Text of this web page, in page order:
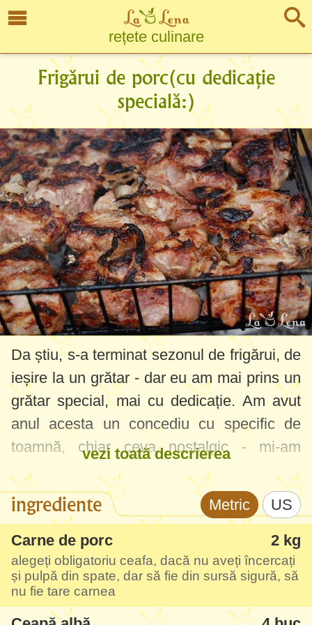
rețete culinare
Frigărui de porc(cu dedicație
specială:)
Da știu, s-a terminat sezonul de frigărui, de
ieșire la un grătar - dar eu am mai prins un
grătar special, mai cu dedicație. Am avut
anul acesta un concediu cu specific de
toamnă, chiar ceva nostalgic - mi-am
amintit de cum era toamna acasă, la părinți
- cu scursul vinului și strânsul roadei.....
Și toată această plăcere ne-a oferit-o
fratele meu, am fost în postura de musafiri
activi :) Am scurs vin, am băut must și
bineînțeles cum fără niște frigărui de porc
vezi toată descrierea
ingrediente Metric US
Carne de porc 2 kg
alegeți obligatoriu ceafa, dacă nu aveți încercați
și pulpă din spate, dar să fie din sursă sigură, să
nu fie tare carnea